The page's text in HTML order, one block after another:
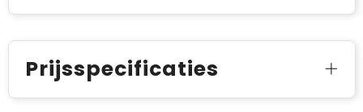
Prijsspecificaties